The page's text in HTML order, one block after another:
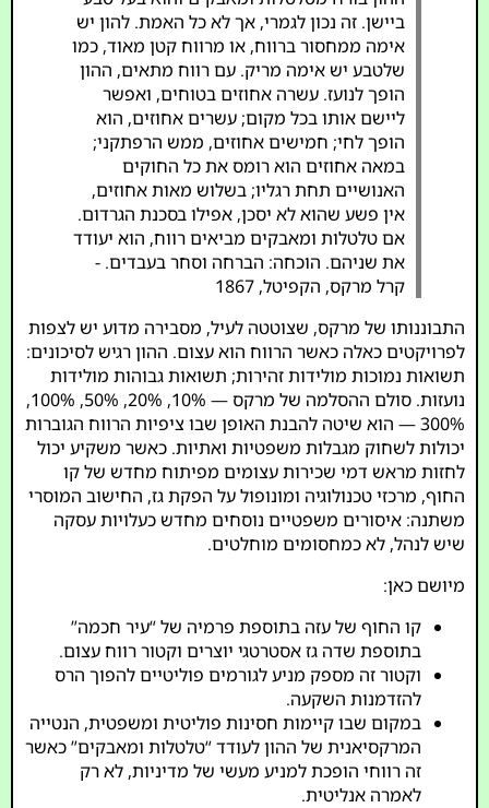
ביישן. זה נכון לגמרי, אך לא כל האמת. להון יש
אימה ממחסור ברווח, או מרווח קטן מאוד, כמו
שלטבע יש אימה מריק. עם רווח מתאים, ההון
הופך לנועז. עשרה אחוזים בטוחים, ואפשר
ליישם אותו בכל מקום; עשרים אחוזים, הוא
הופך לחי; חמישים אחוזים, ממש הרפתקני;
במאה אחוזים הוא רומס את כל החוקים
האנושיים תחת רגליו; בשלוש מאות אחוזים,
אין פשע שהוא לא יסכן, אפילו בסכנת הגרדום.
אם טלטלות ומאבקים מביאים רווח, הוא יעודד
את שניהם. הוכחה: הברחה וסחר בעבדים. -
קרל מרקס, הקפיטל, 1867
התבוננותו של מרקס, שצוטטה לעיל, מסבירה מדוע יש לצפות
לפרויקטים כאלה כאשר הרווח הוא עצום. ההון רגיש לסיכונים:
תשואות נמוכות מולידות זהירות; תשואות גבוהות מולידות
נועזות. סולם ההסלמה של מרקס — 10%, 20%, 50%, 100%,
300% — הוא שיטה להבנת האופן שבו ציפיות הרווח הגוברות
יכולות לשחוק מגבלות משפטיות ואתיות. כאשר משקיע יכול
לחזות מראש דמי שכירות עצומים מפיתוח מחדש של קו
החוף, מרכזי טכנולוגיה ומונופול על הפקת גז, החישוב המוסרי
משתנה: איסורים משפטיים נוסחים מחדש כעלויות עסקה
שיש לנהל, לא כמחסומים מוחלטים.
מיושם כאן:
קו החוף של עזה בתוספת פרמיה של “עיר חכמה”
בתוספת שדה גז אסטרטגי יוצרים וקטור רווח עצום.
וקטור זה מספק מניע לגורמים פוליטיים להפוך הרס
להזדמנות השקעה.
במקום שבו קיימות חסינות פוליטית ומשפטית, הנטייה
המרקסיאנית של ההון לעודד “טלטלות ומאבקים” כאשר
זה רווחי הופכת למניע מעשי של מדיניות, לא רק
לאמרה אנליטית.